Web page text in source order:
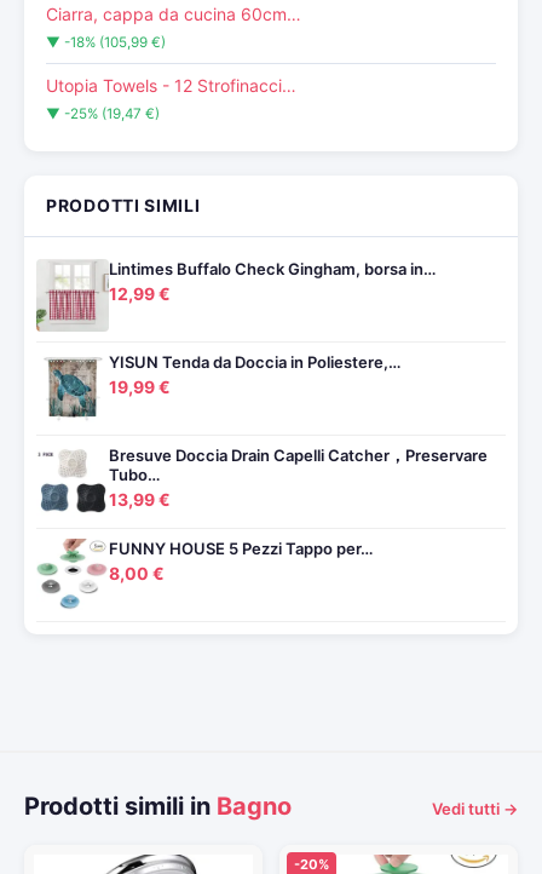
Ciarra, cappa da cucina 60cm…
▼ -18% (105,99 €)
Utopia Towels - 12 Strofinacci…
▼ -25% (19,47 €)
PRODOTTI SIMILI
Lintimes Buffalo Check Gingham, borsa in…
12,99 €
YISUN Tenda da Doccia in Poliestere,…
19,99 €
Bresuve Doccia Drain Capelli Catcher，Preservare
Tubo…
13,99 €
FUNNY HOUSE 5 Pezzi Tappo per…
8,00 €
Prodotti simili in Bagno Vedi tutti →
-20%